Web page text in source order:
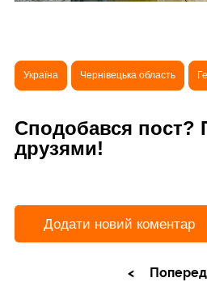
Україна Чернівецька область
Сподобався пост?
друзями!
Додати новий коментар